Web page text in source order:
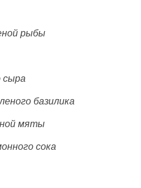
рыбы
сыра
базилика
мяты
сока